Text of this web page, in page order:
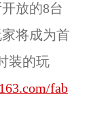
放的8台
将成为首
装的玩
fab